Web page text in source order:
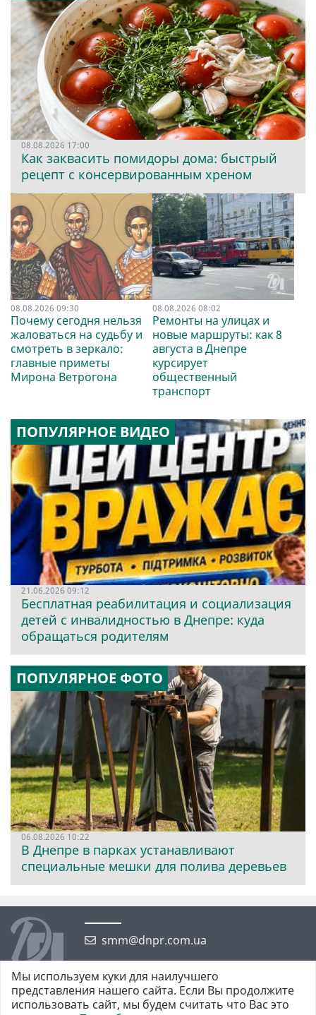
08.08.2026 17:00
Как заквасить помидоры дома: быстрый
рецепт с консервированным хреном
08.08.2026 09:30
Почему сегодня нельзя
жаловаться на судьбу и
смотреть в зеркало:
главные приметы
Мирона Ветрогона
08.08.2026 08:02
Ремонты на улицах и
новые маршруты: как 8
августа в Днепре
курсирует
общественный
транспорт
ПОПУЛЯРНОЕ ВИДЕО
21.06.2026 09:12
Бесплатная реабилитация и социализация
детей с инвалидностью в Днепре: куда
обращаться родителям
ПОПУЛЯРНОЕ ФОТО
06.08.2026 10:22
В Днепре в парках устанавливают
специальные мешки для полива деревьев
smm@dnpr.com.ua
Мы используем куки для наилучшего
представления нашего сайта. Если Вы продолжите
использовать сайт, мы будем считать что Вас это